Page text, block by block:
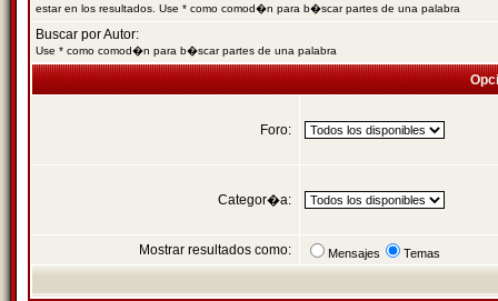
estar en los resultados. Use * como comod�n para b�scar partes de una palabra
Buscar por Autor:
Use * como comod�n para b�scar partes de una palabra
Foro:
Categor�a:
Mostrar resultados como: Mensajes Temas